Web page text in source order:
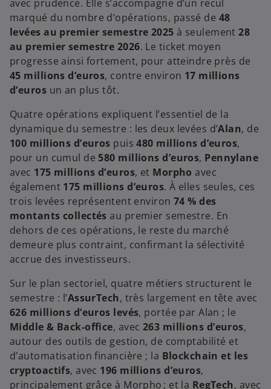
avec prudence. Elle s’accompagne d’un recul
marqué du nombre d’opérations, passé de 48
levées au premier semestre 2025 à seulement28
au premier semestre 2026. Le ticket moyen
progresse ainsi fortement, pour atteindre près de
45 millions d’euros, contre environ 17 millions
d’euros un an plus tôt.
Quatre opérations expliquent l’essentiel de la
dynamique du semestre : les deux levées d’Alan, de
100 millions d’euros puis480 millions d’euros,
pour un cumul de 580 millions d’euros, Pennylane
avec 175 millions d’euros, et Morpho avec
également 175 millions d’euros. À elles seules, ces
trois levées représentent environ 74 % des
montants collectés au premier semestre. En
dehors de ces opérations, le reste du marché
demeure plus contraint, confirmant la sélectivité
accrue des investisseurs.
Sur le plan sectoriel, quatre métiers structurent le
semestre : l’AssurTech, très largement en tête avec
626 millions d’euros levés, portée par Alan ; le
Middle & Back-office, avec 263 millions d’euros,
autour des outils de gestion, de comptabilité et
d’automatisation financière ; la Blockchain et les
cryptoactifs, avec 196 millions d’euros,
principalement grâce à Morpho ; et la RegTech, avec